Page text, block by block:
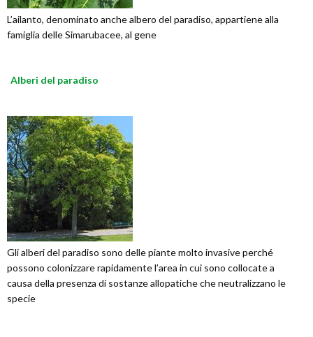
L’ailanto, denominato anche albero del paradiso, appartiene alla
famiglia delle Simarubacee, al gene
Alberi del paradiso
Gli alberi del paradiso sono delle piante molto invasive perché
possono colonizzare rapidamente l’area in cui sono collocate a
causa della presenza di sostanze allopatiche che neutralizzano le
specie